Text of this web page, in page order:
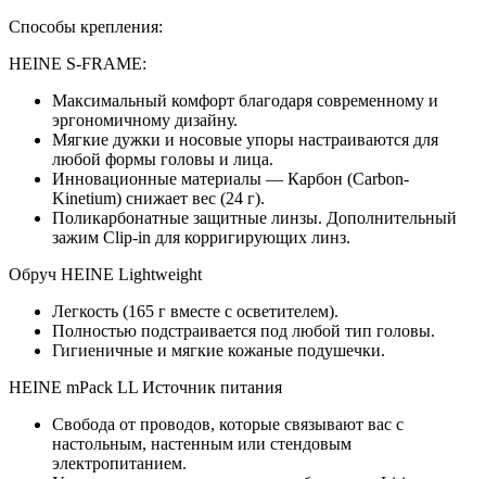
Способы крепления:
HEINE S-FRAME:
Максимальный комфорт благодаря современному и
эргономичному дизайну.
Мягкие дужки и носовые упоры настраиваются для
любой формы головы и лица.
Инновационные материалы — Карбон (Carbon-
Kinetium) снижает вес (24 г).
Поликарбонатные защитные линзы. Дополнительный
зажим Clip-in для корригирующих линз.
Обруч HEINE Lightweight
Легкость (165 г вместе с осветителем).
Полностью подстраивается под любой тип головы.
Гигиеничные и мягкие кожаные подушечки.
HEINE mPack LL Источник питания
Свобода от проводов, которые связывают вас с
настольным, настенным или стендовым
электропитанием.